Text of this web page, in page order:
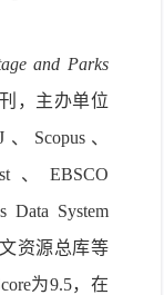
and Parks
，主办单位
、 Scopus、
、 EBSCO
Data System
资源总库等
为9.5，在